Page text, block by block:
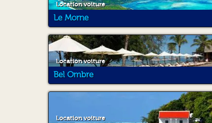
Location voiture
Le Morne
Location voiture
Bel Ombre
Location voiture